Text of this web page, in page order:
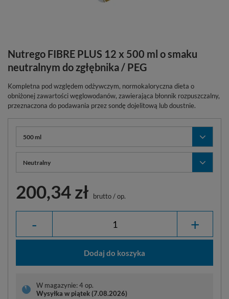
Nutrego FIBRE PLUS 12 x 500 ml o smaku
neutralnym do zgłębnika / PEG
Kompletna pod względem odżywczym, normokaloryczna dieta o
obniżonej zawartości węglowodanów, zawierająca błonnik rozpuszczalny,
przeznaczona do podawania przez sondę dojelitową lub doustnie.
500 ml
Neutralny
200,34 zł brutto/op.
- +
Dodaj do koszyka
W magazynie: 4 op.
Wysyłka w piątek (7.08.2026)